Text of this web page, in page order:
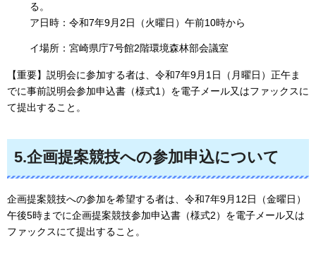
る。
ア日時：令和7年9月2日（火曜日）午前10時から
イ場所：宮崎県庁7号館2階環境森林部会議室
【重要】説明会に参加する者は、令和7年9月1日（月曜日）正午ま
でに事前説明会参加申込書（様式1）を電子メール又はファックスに
て提出すること。
5.企画提案競技への参加申込について
企画提案競技への参加を希望する者は、令和7年9月12日（金曜日）
午後5時までに企画提案競技参加申込書（様式2）を電子メール又は
ファックスにて提出すること。